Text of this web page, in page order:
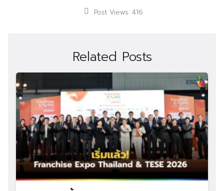
Post Views: 416
Related Posts